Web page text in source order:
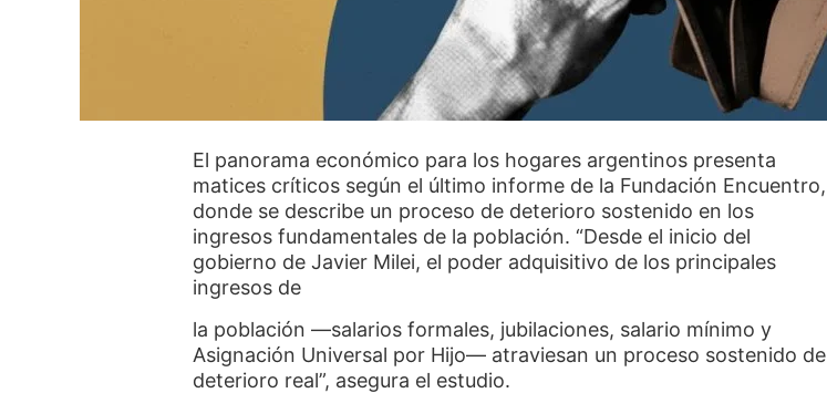
El panorama económico para los hogares argentinos presenta
matices críticos según el último informe de la Fundación Encuentro,
donde se describe un proceso de deterioro sostenido en los
ingresos fundamentales de la población. “Desde el inicio del
gobierno de Javier Milei, el poder adquisitivo de los principales
ingresos de
la población —salarios formales, jubilaciones, salario mínimo y
Asignación Universal por Hijo— atraviesan un proceso sostenido de
deterioro real”, asegura el estudio.